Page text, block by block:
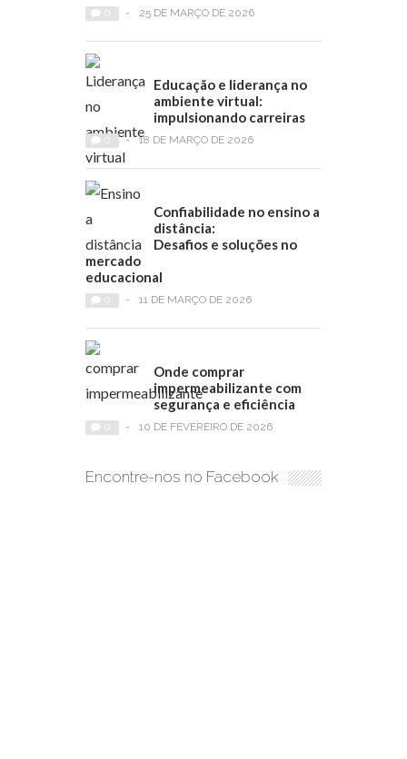
- 25 DE MARÇO DE 2026
Educação e liderança no
ambiente virtual:
impulsionando carreiras
- 18 DE MARÇO DE 2026
Confiabilidade no ensino a
distância:
Desafios e soluções no
mercado
educacional
- 11 DE MARÇO DE 2026
Onde comprar
impermeabilizante com
segurança e eficiência
- 10 DE FEVEREIRO DE 2026
Encontre-nos no Facebook